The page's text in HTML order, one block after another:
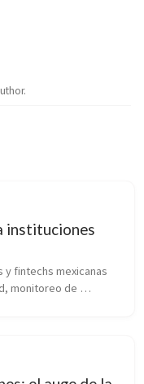
instituciones
y fintechs mexicanas
monitoreo de